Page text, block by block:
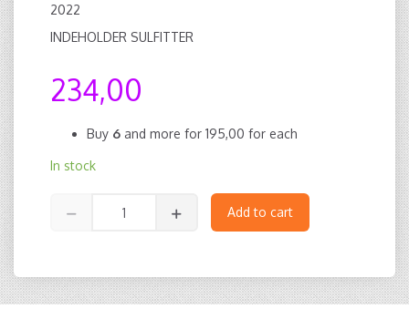
2022
INDEHOLDER SULFITTER
234,00
Buy 6 and more for 195,00 for each
In stock
Add to cart